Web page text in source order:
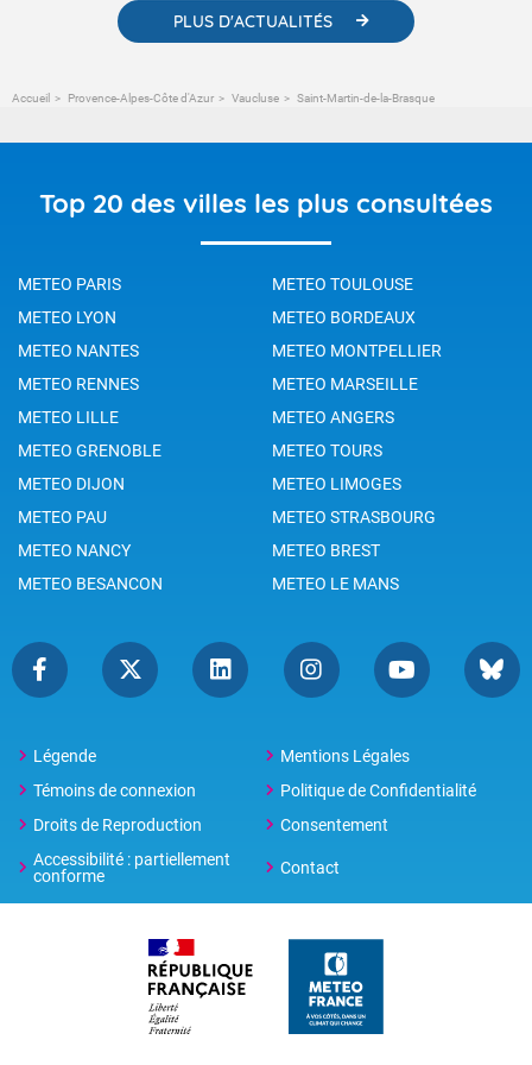
PLUS D'ACTUALITÉS
Accueil Provence-Alpes-Côte d'Azur Vaucluse Saint-Martin-de-la-Brasque
Top 20 des villes les plus consultées
METEO PARIS
METEO TOULOUSE
METEO LYON
METEO BORDEAUX
METEO NANTES
METEO MONTPELLIER
METEO RENNES
METEO MARSEILLE
METEO LILLE
METEO ANGERS
METEO GRENOBLE
METEO TOURS
METEO DIJON
METEO LIMOGES
METEO PAU
METEO STRASBOURG
METEO NANCY
METEO BREST
METEO BESANCON
METEO LE MANS
Légende
Mentions Légales
Témoins de connexion
Politique de Confidentialité
Droits de Reproduction
Consentement
Accessibilité : partiellement
conforme
Contact